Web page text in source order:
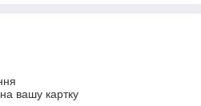
вашу картку